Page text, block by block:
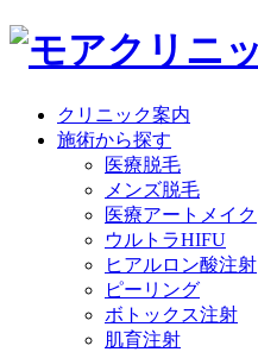
クリニック案内
施術から探す
医療脱毛
メンズ脱毛
医療アートメイク
ウルトラHIFU
ヒアルロン酸注射
ピーリング
ボトックス注射
肌育注射